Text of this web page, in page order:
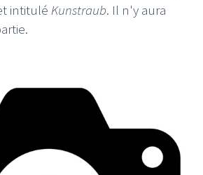
intitulé Kunstraub. Il n'y aura